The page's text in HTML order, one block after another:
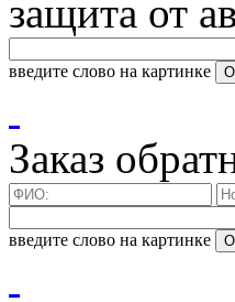
защита от
введите слово на картинке
Заказ
введите слово на картинке